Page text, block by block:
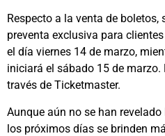
Respecto a la venta de
preventa exclusiva para
el día viernes 14 de marzo,
iniciará el sábado 15 de marzo.
través de Ticketmaster.
Aunque aún no se han
los próximos días se brinden